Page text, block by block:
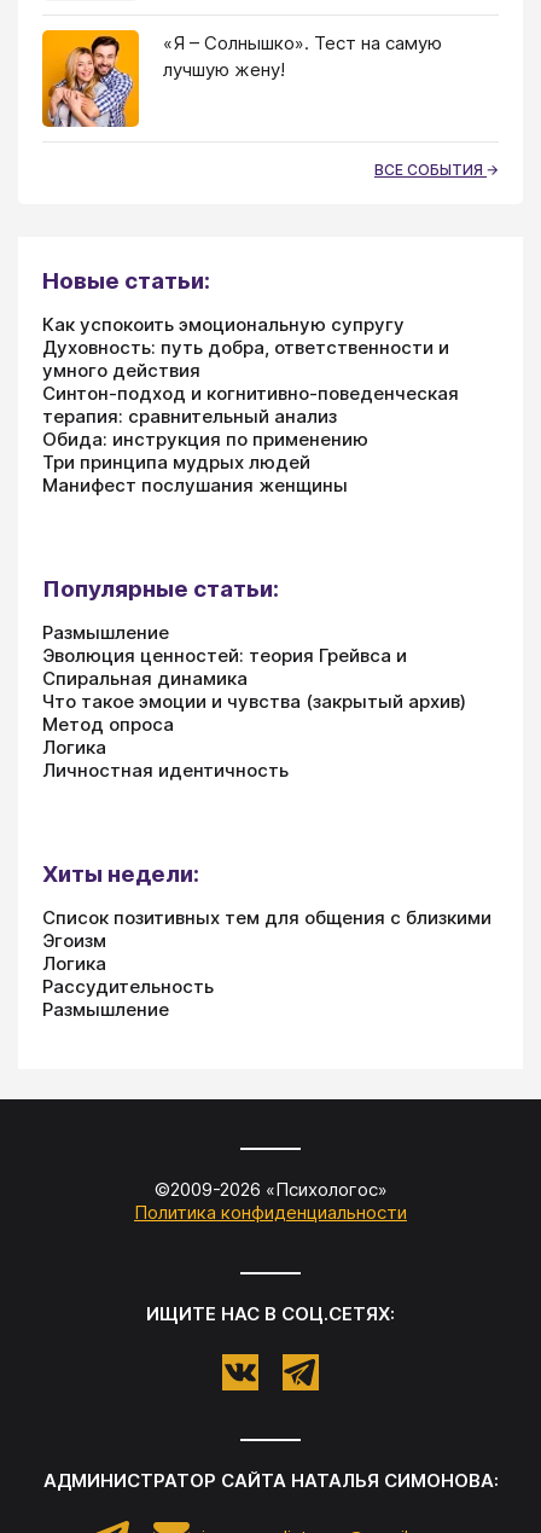
«Я – Солнышко». Тест на самую
лучшую жену!
ВСЕ СОБЫТИЯ
Новые статьи:
Как успокоить эмоциональную супругу
Духовность: путь добра, ответственности и
умного действия
Синтон-подход и когнитивно-поведенческая
терапия: сравнительный анализ
Обида: инструкция по применению
Три принципа мудрых людей
Манифест послушания женщины
Популярные статьи:
Размышление
Эволюция ценностей: теория Грейвса и
Спиральная динамика
Что такое эмоции и чувства (закрытый архив)
Метод опроса
Логика
Личностная идентичность
Хиты недели:
Список позитивных тем для общения с близкими
Эгоизм
Логика
Рассудительность
Размышление
©2009-2026 «Психологос»
Политика конфиденциальности
ИЩИТЕ НАС В СОЦ.СЕТЯХ:
АДМИНИСТРАТОР САЙТА НАТАЛЬЯ СИМОНОВА: